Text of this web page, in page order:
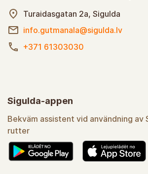
Turaidasgatan 2a, Sigulda
info.gutmanala@sigulda.lv
+371 61303030
Sigulda-appen
Bekväm assistent vid användning av
rutter